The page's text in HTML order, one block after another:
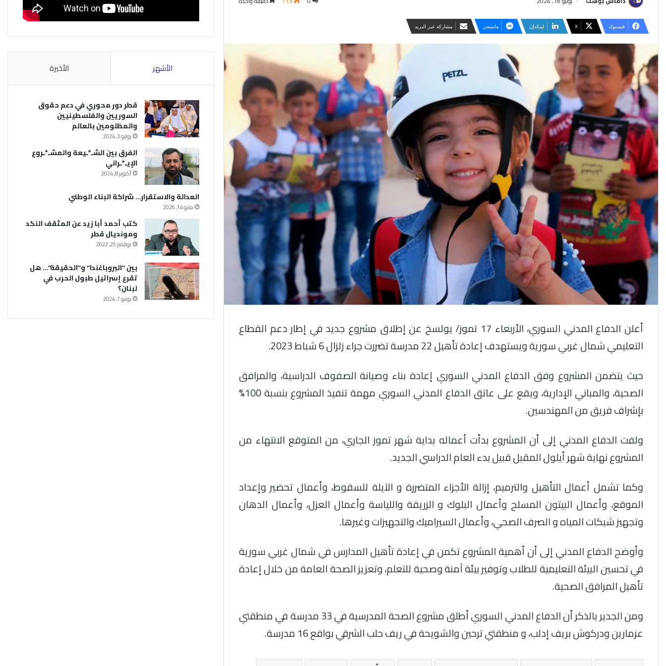
فيسبوك ‫X لينكدإن ماسنجر مشاركة عبر البريد
أعلن الدفاع المدني السوري، الأربعاء 17 تموز/ يولسخ عن إطلاق مشروع جديد في إطار دعم القطاع
التعليمي شمال غربي سورية ويستهدف إعادة تأهيل 22 مدرسة تضررت جراء زلزال 6 شباط 2023.
حيث يتضمن المشروع وفق الدفاع المدني السوري إعادة بناء وصيانة الصفوف الدراسية، والمرافق
الصحية، والمباني الإدارية، ويقع على عاتق الدفاع المدني السوري مهمة تنفيذ المشروع بنسبة 100%
بإشراف فريق من المهندسين.
ولفت الدفاع المدني إلى أن المشروع بدأت أعماله بداية شهر تموز الجاري، من المتوقع الانتهاء من
المشروع نهاية شهر أيلول المقبل قبيل بدء العام الدراسي الجديد.
وكما تشمل أعمال التأهيل والترميم، إزالة الأجزاء المتضررة و الآيلة للسقوط، وأعمال تحضير وإعداد
الموقع، وأعمال البيتون المسلح وأعمال البلوك و الزريقة واللياسة وأعمال العزل، وأعمال الدهان
وتجهيز شبكات المياه و الصرف الصحي، وأعمال السيراميك والتجهيزات وغيرها.
وأوضح الدفاع المدني إلى أن أهمية المشروع تكمن في إعادة تأهيل المدارس في شمال غربي سورية
في تحسين البيئة التعليمية للطلاب وتوفير بيئة آمنة وصحية للتعلم، وتعزيز الصحة العامة من خلال إعادة
تأهيل المرافق الصحية.
ومن الجدير بالذكر أن الدفاع المدني السوري أطلق مشروع الصحة المدرسية في 33 مدرسة في منطقتي
عزمارين ودركوش بريف إدلب، و منطقتي ترحين والشويحة في ريف حلب الشرقي بواقع 16 مدرسة.
الأشهر الأخيرة
قطر دور محوري في دعم حقوق
السوريين والفلسطينيين
والمظلومين بالعالم
يوليو 3, 2024
الفرق بين الشـ*ـيعة والمشـ*ـروع
الإيـ*ـراني
أكتوبر 8, 2024
العدالة والاستقرار… شراكة البناء الوطني
مايو 14, 2026
كتب أحمد أبا زيد عن المثقف النكد
ومونديال قطر
نوفمبر 25, 2022
بين “البروباغندا” و”الحقيقة”… هل
تقرع إسرائيل طبول الحرب في
لبنان؟
يونيو 7, 2024